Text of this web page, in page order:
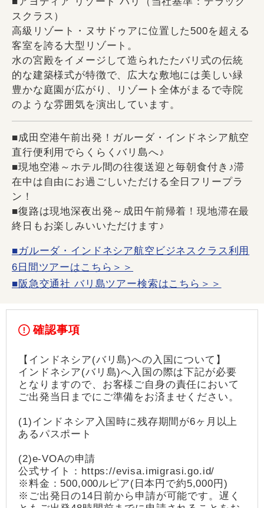
スクラス）
高級リゾート・ヌサドゥアに位置した500を超える
客室を誇る大型リゾート。
水の宮殿をイメージして造られたたバリ式の伝統
的な建築様式が特徴で、広大な敷地には美しい緑
豊かな庭園が広がり、リゾート全体がまるで寺院
のような雰囲気を演出しています。
■成田空港午前出発！ガルーダ・インドネシア航空
直行便利用でらくらくバリ島へ♪
■現地空港～ホテル間の往復送迎と毎朝食付き♪滞
在中は自由にお過ごしいただける全日フリープラ
ン！
■復路は現地深夜出発～成田午前帰着！現地滞在最
終日もお楽しみいいただけます♪
■ガルーダ・インドネシア航空ビジネスクラス利用
6日間ツアーはこちら＞＞
■阪急交通社 バリ島ツアー検索はこちら＞＞
確認事項
【インドネシア(バリ島)への入国について】
インドネシア(バリ島)へ入国の際は下記が必要
となりますので、お客様ご自身の責任において
ご出発当日までにご準備をお済ませください。
(1)インドネシア入国時に残存期間が6ヶ月以上
あるパスポート
(2)e-VOAの申請
公式サイト：https://evisa.imigrasi.go.id/
※料金：500,000ルピア(日本円で約5,000円)
※ご出発日の14日前から申請が可能です。遅く